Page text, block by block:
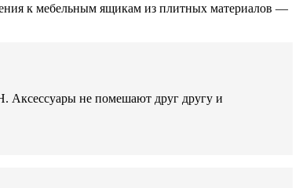
к мебельным ящикам из плитных материалов —
Аксессуары не помешают друг другу и